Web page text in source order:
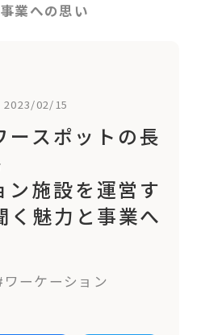
業への思い
2023/02/15
ースポットの長
ン施設を運営す
く魅力と事業へ
ワーケーション